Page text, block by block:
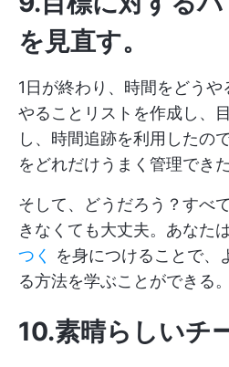
を見直す。
1日が終わり、時間をどうや
やることリストを作成し、
し、時間追跡を利用したの
をどれだけうまく管理でき
そして、どうだろう？すべ
きなくても大丈夫。あなた
つく
を身につけることで、
る方法を学ぶことができる。
10.素晴らしいチ